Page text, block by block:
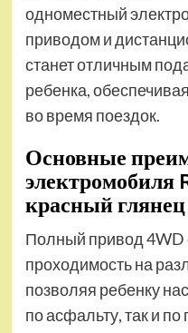
одноместный
приводом и
станет отличным
ребенка,
во время поездок.
Основные
электромобиля
красный глянец
Полный привод 4WD
проходимость на
позволяя ребенку
по асфальту, так и